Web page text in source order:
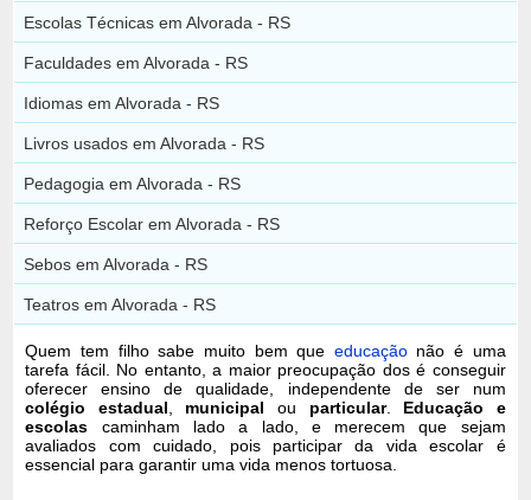
Escolas Técnicas em Alvorada - RS
Faculdades em Alvorada - RS
Idiomas em Alvorada - RS
Livros usados em Alvorada - RS
Pedagogia em Alvorada - RS
Reforço Escolar em Alvorada - RS
Sebos em Alvorada - RS
Teatros em Alvorada - RS
Quem tem filho sabe muito bem que educaçãonão é uma
tarefa fácil. No entanto, a maior preocupação dos é conseguir
oferecer ensino de qualidade, independente de ser num
colégio estadual
municipal ou particular. Educação e
escolas caminham lado a lado, e merecem que sejam
avaliados com cuidado, pois participar da vida escolar é
essencial para garantir uma vida menos tortuosa.